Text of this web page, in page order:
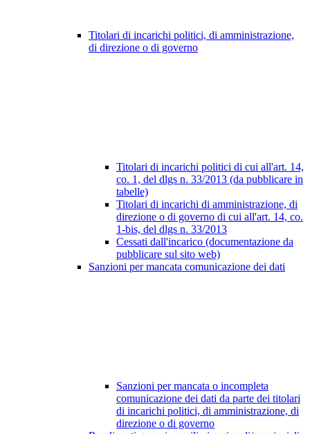
Titolari di incarichi politici, di amministrazione,
di direzione o di governo
Titolari di incarichi politici di cui all'art. 14,
co. 1, del dlgs n. 33/2013 (da pubblicare in
tabelle)
Titolari di incarichi di amministrazione, di
direzione o di governo di cui all'art. 14, co.
1-bis, del dlgs n. 33/2013
Cessati dall'incarico (documentazione da
pubblicare sul sito web)
Sanzioni per mancata comunicazione dei dati
Sanzioni per mancata o incompleta
comunicazione dei dati da parte dei titolari
di incarichi politici, di amministrazione, di
direzione o di governo